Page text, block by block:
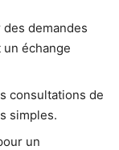
demandes
échange
consultations de
simples.
un